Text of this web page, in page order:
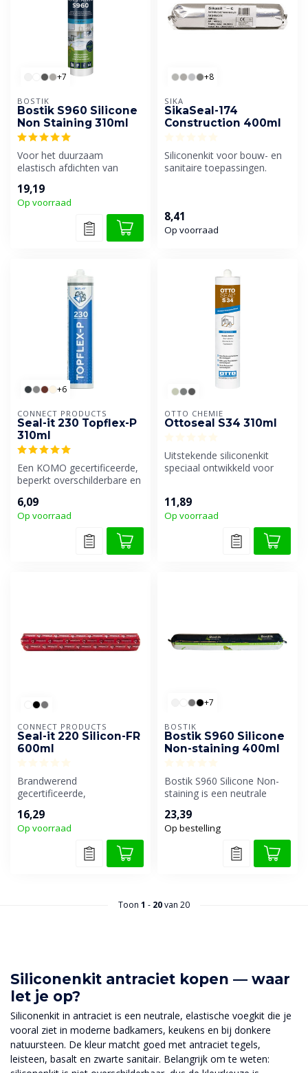
+7
BOSTIK
Bostik S960 Silicone
Non Staining 310ml
Voor het duurzaam
elastisch afdichten van
in natuur...
19,19
Op voorraad
+8
SIKA
SikaSeal-174
Construction 400ml
Siliconenkit voor bouw- en
sanitaire toepassingen.
8,41
Op voorraad
+6
CONNECT PRODUCTS
Seal-it 230 Topflex-P
310ml
Een KOMO gecertificeerde,
beperkt overschilderbare en
siliconenk...
6,09
Op voorraad
OTTO CHEMIE
Ottoseal S34 310ml
Uitstekende siliconenkit
speciaal ontwikkeld voor
11,89
Op voorraad
CONNECT PRODUCTS
Seal-it 220 Silicon-FR
600ml
Brandwerend
gecertificeerde,
uithardende siliconenkit, ...
16,29
Op voorraad
+7
BOSTIK
Bostik S960 Silicone
Non-staining 400ml
Bostik S960 Silicone Non-
staining is een neutrale
afdichte...
23,39
Op bestelling
Toon 1 - 20van 20
Siliconenkit antraciet kopen — waar
let je op?
Siliconenkit in antraciet is een neutrale, elastische voegkit die je
vooral ziet in moderne badkamers, keukens en bij donkere
natuursteen. De kleur matcht goed met antraciet tegels,
leisteen, basalt en zwarte sanitair. Belangrijk om te weten: